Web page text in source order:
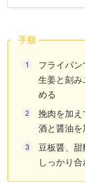
手順
フライパ
生姜と刻
める
挽肉を加え
酒と醤油を
豆板醤、
しっかり